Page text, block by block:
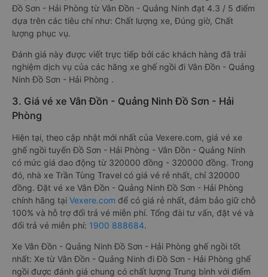
Đồ Sơn - Hải Phòng từ Vân Đồn - Quảng Ninh đạt 4.3 / 5 điểm
dựa trên các tiêu chí như: Chất lượng xe, Đúng giờ, Chất
lượng phục vụ.
Đánh giá này được viết trực tiếp bởi các khách hàng đã trải
nghiệm dịch vụ của các hãng xe ghế ngồi đi Vân Đồn - Quảng
Ninh Đồ Sơn - Hải Phòng .
3. Giá vé xe Vân Đồn - Quảng Ninh Đồ Sơn - Hải
Phòng
Hiện tại, theo cập nhật mới nhất của Vexere.com, giá vé xe
ghế ngồi tuyến Đồ Sơn - Hải Phòng - Vân Đồn - Quảng Ninh
có mức giá dao động từ 320000 đồng - 320000 đồng. Trong
đó, nhà xe Trần Tùng Travel có giá vé rẻ nhất, chỉ 320000
đồng. Đặt vé xe Vân Đồn - Quảng Ninh Đồ Sơn - Hải Phòng
chính hãng tại Vexere.com để có giá rẻ nhất, đảm bảo giữ chỗ
100% và hỗ trợ đổi trả vé miễn phí. Tổng đài tư vấn, đặt vé và
đổi trả vé miễn phí: 1900 888684.
Xe Vân Đồn - Quảng Ninh Đồ Sơn - Hải Phòng ghế ngồi tốt
nhất: Xe từ Vân Đồn - Quảng Ninh đi Đồ Sơn - Hải Phòng ghế
ngồi được đánh giá chung có chất lượng Trung bình với điểm